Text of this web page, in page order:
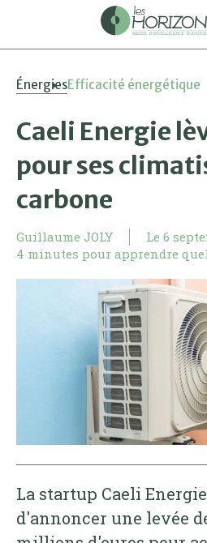
ÉnergiesEfficacité énergétique
Caeli Energie
pour ses
carbone
Guillaume JOLY Le 6
4 minutes pour apprendre
La startup Caeli
d'annoncer une levée